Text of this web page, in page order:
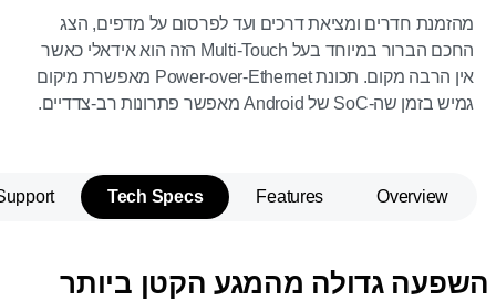
מהזמנת חדרים ומציאת דרכים ועד לפרסום על מדפים, הצג
החכם הברור במיוחד בעל Multi-Touch הזה הוא אידאלי כאשר
אין הרבה מקום. תכונת Power-over-Ethernet מאפשרת מיקום
גמיש בזמן שה-SoC של Android מאפשר פתרונות רב-צדדיים.
Overview
Features
Tech Specs
השפעה גדולה מהמגע הקטן ביותר